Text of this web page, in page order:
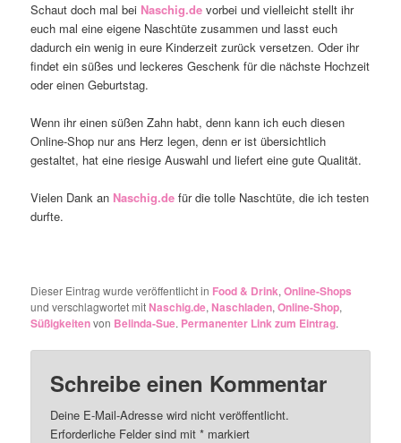
Schaut doch mal bei Naschig.de vorbei und vielleicht stellt ihr
euch mal eine eigene Naschtüte zusammen und lasst euch
dadurch ein wenig in eure Kinderzeit zurück versetzen. Oder ihr
findet ein süßes und leckeres Geschenk für die nächste Hochzeit
oder einen Geburtstag.
Wenn ihr einen süßen Zahn habt, denn kann ich euch diesen
Online-Shop nur ans Herz legen, denn er ist übersichtlich
gestaltet, hat eine riesige Auswahl und liefert eine gute Qualität.
Vielen Dank an Naschig.de für die tolle Naschtüte, die ich testen
durfte.
Dieser Eintrag wurde veröffentlicht in Food & Drink,Online-Shops
und verschlagwortet mitNaschig.de,Naschladen,Online-Shop,
Süßigkeitenvon Belinda-Sue. Permanenter Link zum Eintrag.
Schreibe einen Kommentar
Deine E-Mail-Adresse wird nicht veröffentlicht.
Erforderliche Felder sind mit* markiert